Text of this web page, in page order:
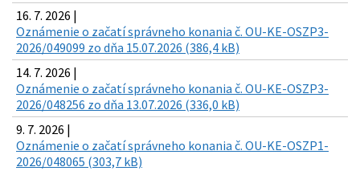
16. 7. 2026 |
Oznámenie o začatí správneho konania č. OU-KE-OSZP3-
2026/049099 zo dňa 15.07.2026 (386,4 kB)
14. 7. 2026 |
Oznámenie o začatí správneho konania č. OU-KE-OSZP3-
2026/048256 zo dňa 13.07.2026 (336,0 kB)
9. 7. 2026 |
Oznámenie o začatí správneho konania č. OU-KE-OSZP1-
2026/048065 (303,7 kB)